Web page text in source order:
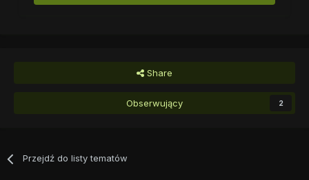
Share
Obserwujący 2
Przejdź do listy tematów